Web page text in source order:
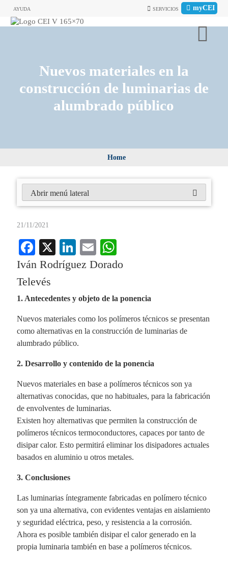
AYUDA myCEI
SERVICIOS
Nuevos materiales en la
construcción de luminarias de
alumbrado público
Home
21/11/2021
Fa
ce
bo
ok
X
Li
nk
In
E
m ha
A
pp
Iván Rodríguez Dorado
Televés
1. Antecedentes y objeto de la ponencia
Nuevos materiales como los polímeros técnicos se presentan
como alternativas en la construcción de luminarias de
alumbrado público.
2. Desarrollo y contenido de la ponencia
Nuevos materiales en base a polímeros técnicos son ya
alternativas conocidas, que no habituales, para la fabricación
de envolventes de luminarias.
Existen hoy alternativas que permiten la construcción de
polímeros técnicos termoconductores, capaces por tanto de
disipar calor. Esto permitirá eliminar los disipadores actuales
basados en aluminio u otros metales.
3. Conclusiones
Las luminarias íntegramente fabricadas en polímero técnico
son ya una alternativa, con evidentes ventajas en aislamiento
y seguridad eléctrica, peso, y resistencia a la corrosión.
Ahora es posible también disipar el calor generado en la
propia luminaria también en base a polímeros técnicos.
Abrir menú lateral